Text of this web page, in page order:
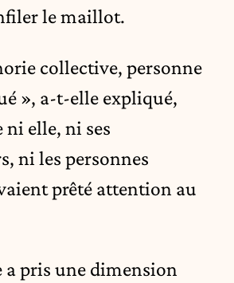
le maillot.
collective, personne
», a-t-elle expliqué,
elle, ni ses
ni les personnes
prêté attention au
a pris une dimension